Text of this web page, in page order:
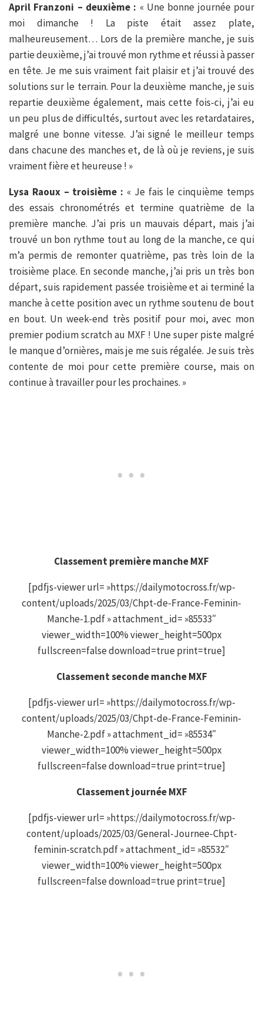
April Franzoni – deuxième : « Une bonne journée pour
moi dimanche ! La piste était assez plate,
malheureusement… Lors de la première manche, je suis
partie deuxième, j’ai trouvé mon rythme et réussi à passer
en tête. Je me suis vraiment fait plaisir et j’ai trouvé des
solutions sur le terrain. Pour la deuxième manche, je suis
repartie deuxième également, mais cette fois-ci, j’ai eu
un peu plus de difficultés, surtout avec les retardataires,
malgré une bonne vitesse. J’ai signé le meilleur temps
dans chacune des manches et, de là où je reviens, je suis
vraiment fière et heureuse ! »
Lysa Raoux – troisième : « Je fais le cinquième temps
des essais chronométrés et termine quatrième de la
première manche. J’ai pris un mauvais départ, mais j’ai
trouvé un bon rythme tout au long de la manche, ce qui
m’a permis de remonter quatrième, pas très loin de la
troisième place. En seconde manche, j’ai pris un très bon
départ, suis rapidement passée troisième et ai terminé la
manche à cette position avec un rythme soutenu de bout
en bout. Un week-end très positif pour moi, avec mon
premier podium scratch au MXF ! Une super piste malgré
le manque d’ornières, mais je me suis régalée. Je suis très
contente de moi pour cette première course, mais on
continue à travailler pour les prochaines. »
Classement première manche MXF
[pdfjs-viewer url= »https://dailymotocross.fr/wp-
content/uploads/2025/03/Chpt-de-France-Feminin-
Manche-1.pdf » attachment_id= »85533″
viewer_width=100% viewer_height=500px
fullscreen=false download=true print=true]
Classement seconde manche MXF
[pdfjs-viewer url= »https://dailymotocross.fr/wp-
content/uploads/2025/03/Chpt-de-France-Feminin-
Manche-2.pdf » attachment_id= »85534″
viewer_width=100% viewer_height=500px
fullscreen=false download=true print=true]
Classement journée MXF
[pdfjs-viewer url= »https://dailymotocross.fr/wp-
content/uploads/2025/03/General-Journee-Chpt-
feminin-scratch.pdf » attachment_id= »85532″
viewer_width=100% viewer_height=500px
fullscreen=false download=true print=true]